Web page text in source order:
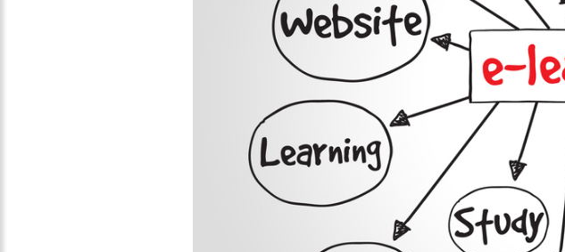
Email address*
Enter your email
First name*